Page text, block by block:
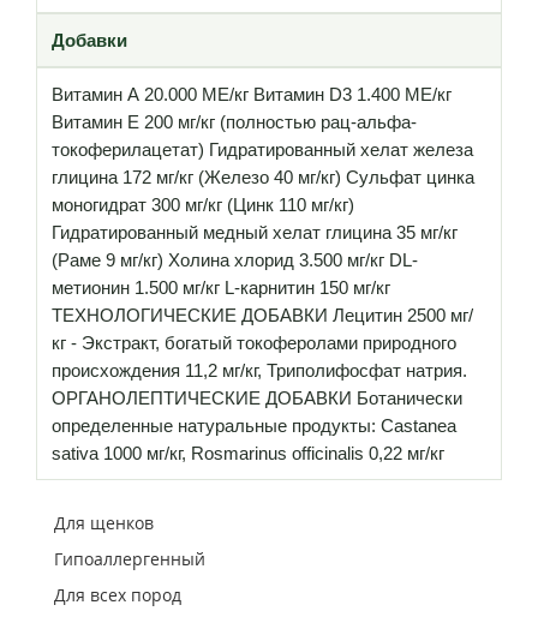
Добавки
Витамин А 20.000 МЕ/кг Витамин D3 1.400 МЕ/кг
Витамин Е 200 мг/кг (полностью рац-альфа-
токоферилацетат) Гидратированный хелат железа
глицина 172 мг/кг (Железо 40 мг/кг) Сульфат цинка
моногидрат 300 мг/кг (Цинк 110 мг/кг)
Гидратированный медный хелат глицина 35 мг/кг
(Раме 9 мг/кг) Холина хлорид 3.500 мг/кг DL-
метионин 1.500 мг/кг L-карнитин 150 мг/кг
ТЕХНОЛОГИЧЕСКИЕ ДОБАВКИ Лецитин 2500 мг/
кг - Экстракт, богатый токоферолами природного
происхождения 11,2 мг/кг, Триполифосфат натрия.
ОРГАНОЛЕПТИЧЕСКИЕ ДОБАВКИ Ботанически
определенные натуральные продукты: Castanea
sativa 1000 мг/кг, Rosmarinus officinalis 0,22 мг/кг
Для щенков
Гипоаллергенный
Для всех пород